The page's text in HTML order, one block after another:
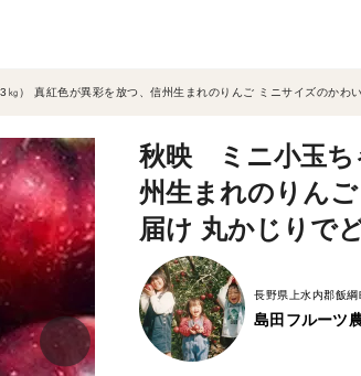
） 真紅色が異彩を放つ、信州生まれのりんご ミニサイズのかわ
秋映 ミニ小玉ち
州生まれのりん
届け 丸かじりで
長野県上水内郡飯綱
島田フルーツ